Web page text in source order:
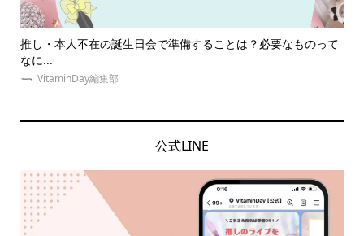
のって
【体験談あり】推しダイエットを成功させる！オタク必見な
イエ...
VitaminDay編集部
公式LINE